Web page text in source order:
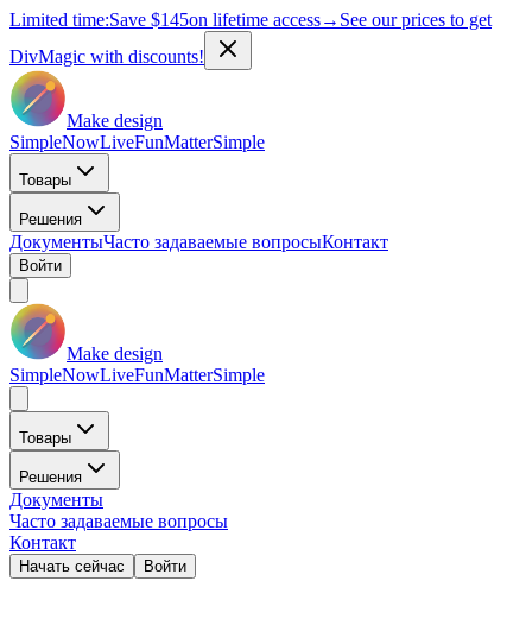
Limited time:Save $145on lifetime access→ See our prices to get
DivMagic with discounts!
Make design
SimpleNowLiveFunMatterSimple
Товары
Решения
ДокументыЧасто задаваемые вопросыКонтакт
Войти
Make design
SimpleNowLiveFunMatterSimple
Товары
Решения
Документы
Часто задаваемые вопросы
Контакт
Начать сейчас Войти